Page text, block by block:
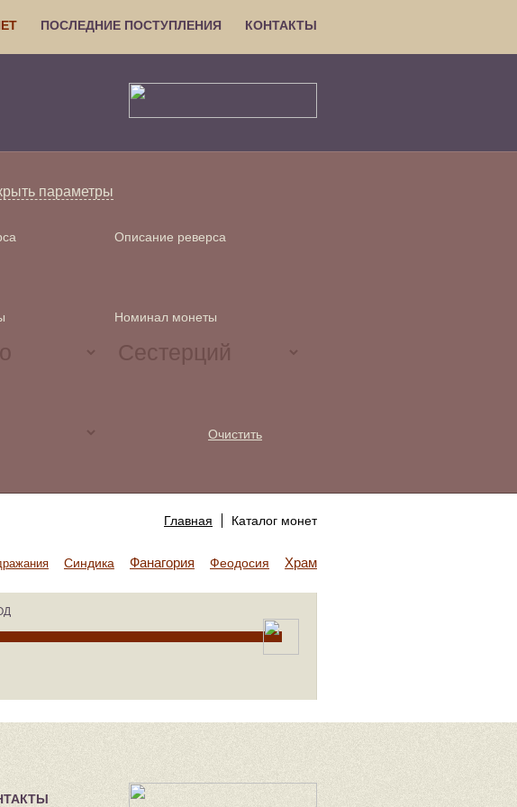
ПОСЛЕДНИЕ ПОСТУПЛЕНИЯ КОНТАКТЫ
параметры
Описание реверса
Номинал монеты
Очистить
Главная Каталог монет
Синдика Фанагория Феодосия Храм Аполлона